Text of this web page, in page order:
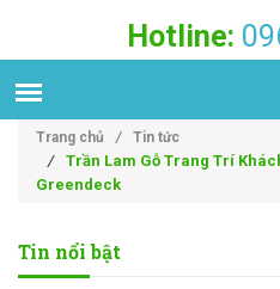
Hotline:
Trang chủ / Tin tức
/
Trần Lam Gỗ Trang Trí
Greendeck
Tin nổi bật